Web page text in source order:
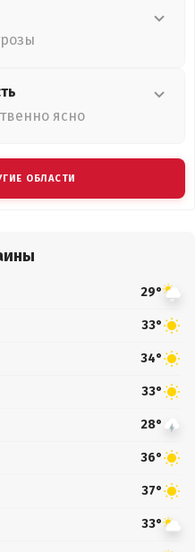
ясно
ОБЛАСТИ
29°
33°
34°
33°
28°
36°
37°
33°